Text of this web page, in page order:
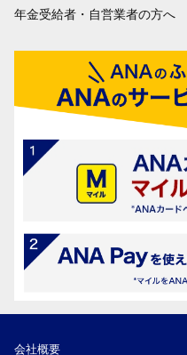
年金受給者・自営業者の方へ
会社概要